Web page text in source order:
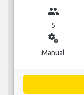
group
5
miscellaneous_services
Manual